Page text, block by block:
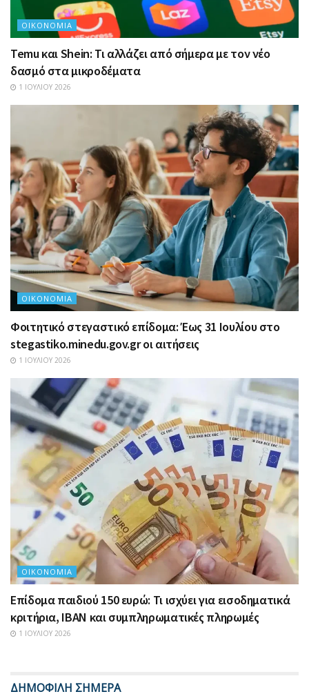
ΟΙΚΟΝΟΜΊΑ
Temu και Shein: Τι αλλάζει από σήμερα με τον νέο
δασμό στα μικροδέματα
1 ΙΟΥΛΊΟΥ 2026
ΟΙΚΟΝΟΜΊΑ
Φοιτητικό στεγαστικό επίδομα: Έως 31 Ιουλίου στο
stegastiko.minedu.gov.gr οι αιτήσεις
1 ΙΟΥΛΊΟΥ 2026
ΟΙΚΟΝΟΜΊΑ
Επίδομα παιδιού 150 ευρώ: Τι ισχύει για εισοδηματικά
κριτήρια, IBAN και συμπληρωματικές πληρωμές
1 ΙΟΥΛΊΟΥ 2026
ΔΗΜΟΦΙΛΗ ΣΗΜΕΡΑ